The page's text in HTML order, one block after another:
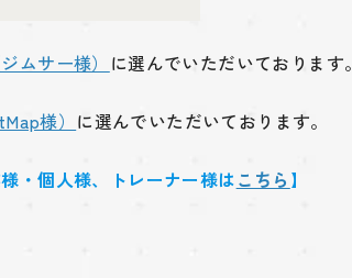
ムサー様） に選んでいただいております。
様） に選んでいただいております。
・個人様、トレーナー様はこちら 】